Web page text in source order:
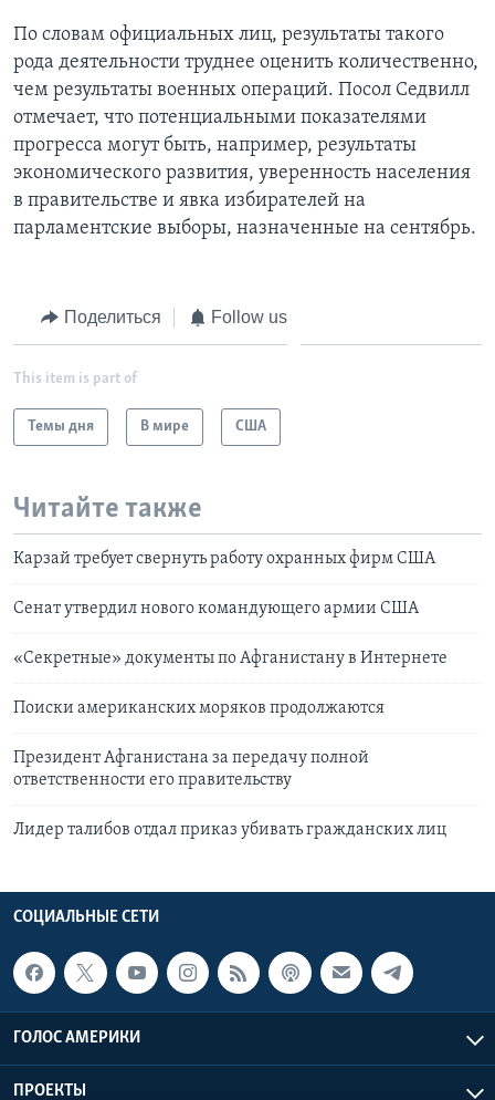
По словам официальных лиц, результаты такого
рода деятельности труднее оценить количественно,
чем результаты военных операций. Посол Седвилл
отмечает, что потенциальными показателями
прогресса могут быть, например, результаты
экономического развития, уверенность населения
в правительстве и явка избирателей на
парламентские выборы, назначенные на сентябрь.
Поделиться Follow us
This item is part of
Темы дня В мире США
Читайте также
Карзай требует свернуть работу охранных фирм США
Сенат утвердил нового командующего армии США
«Секретные» документы по Афганистану в Интернете
Поиски американских моряков продолжаются
Президент Афганистана за передачу полной
ответственности его правительству
Лидер талибов отдал приказ убивать гражданских лиц
СОЦИАЛЬНЫЕ СЕТИ
ГОЛОС АМЕРИКИ
ПРОЕКТЫ